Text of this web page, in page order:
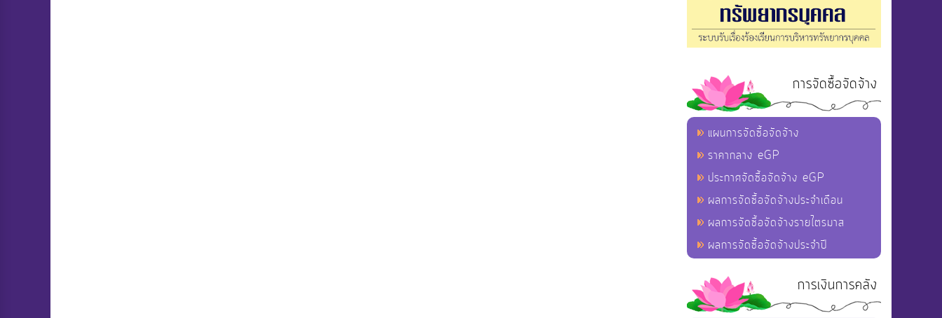
การจัดซื้อจัดจ้าง
แผนการจัดซื้อจัดจ้าง
ราคากลาง eGP
ประกาศจัดซื้อจัดจ้าง eGP
ผลการจัดซื้อจัดจ้างประจำเดือน
ผลการจัดซื้อจัดจ้างรายไตรมาส
ผลการจัดซื้อจัดจ้างประจำปี
การเงินการคลัง